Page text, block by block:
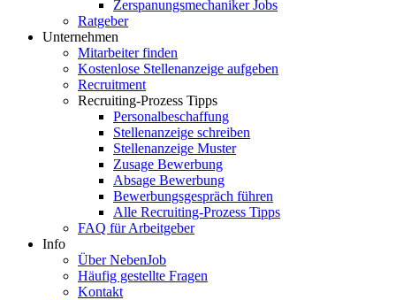
Zerspanungsmechaniker Jobs
Ratgeber
Unternehmen
Mitarbeiter finden
Kostenlose Stellenanzeige aufgeben
Recruitment
Recruiting-Prozess Tipps
Personalbeschaffung
Stellenanzeige schreiben
Stellenanzeige Muster
Zusage Bewerbung
Absage Bewerbung
Bewerbungsgespräch führen
Alle Recruiting-Prozess Tipps
FAQ für Arbeitgeber
Info
Über NebenJob
Häufig gestellte Fragen
Kontakt